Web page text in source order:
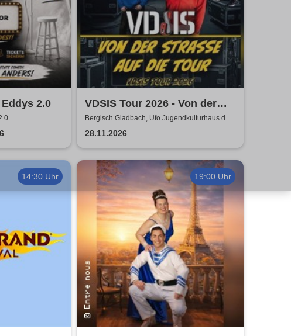
2.0
VDSIS Tour 2026 - Von der
Strasse auf die Tour
Bergisch Gladbach, Ufo Jugendkulturhaus der
AWO
28.11.2026
14:30 Uhr 19:00 Uhr